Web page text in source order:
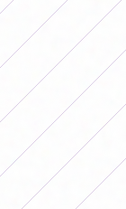
Fixture de
Apertura
Viernes 22 de
15.00 San
Sábado 23 de
10.00 Lanús -